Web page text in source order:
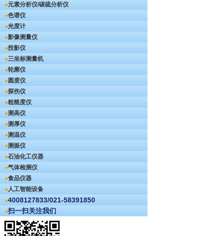
元素分析仪/碳硫分析仪
色谱仪
光度计
影像测量仪
投影仪
三坐标测量机
轮廓仪
圆度仪
探伤仪
粗糙度仪
测高仪
测厚仪
测温仪
测振仪
石油化工仪器
气体检测仪
食品仪器
人工智能设备
4008127833/021-58391850
扫一扫关注我们